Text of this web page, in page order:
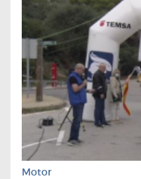
Motor